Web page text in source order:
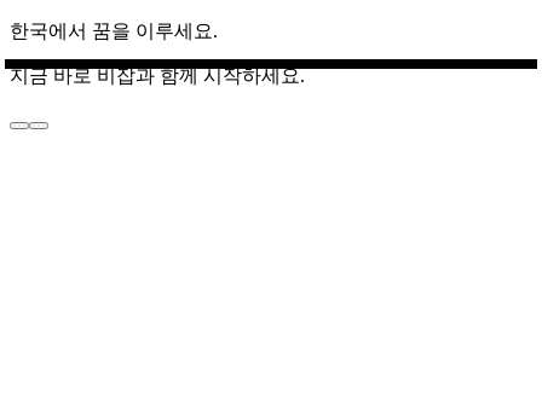
한국에서 꿈을 이루세요.
지금 바로 비잡과 함께 시작하세요.